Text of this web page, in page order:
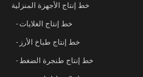
خط إنتاج الأجهزة المنزلية
- خط إنتاج الغلايات
- خط إنتاج طباخ الأرز
- خط إنتاج طنجرة الضغط